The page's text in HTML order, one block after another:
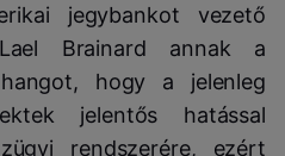
jegybankot vezető
Brainard annak a
hogy a jelenleg
jelentős hatással
rendszerére, ezért